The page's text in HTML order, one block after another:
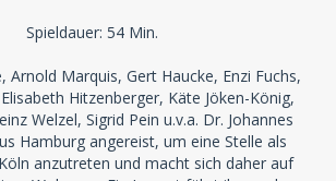
Spieldauer: 54 Min.
Arnold Marquis, Gert Haucke, Enzi Fuchs,
Hitzenberger, Käte Jöken-König,
Welzel, Sigrid Pein u.v.a. Dr. Johannes
Hamburg angereist, um eine Stelle als
anzutreten und macht sich daher auf